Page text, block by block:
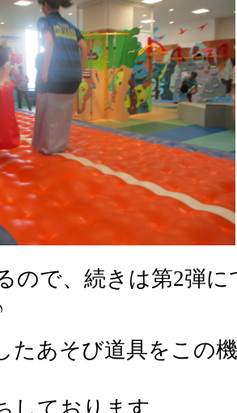
ので、続きは第2弾
たあそび道具をこの
しております